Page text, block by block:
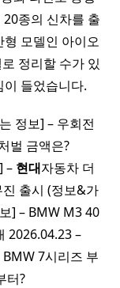
종의 신차를 출
모델인 아이오
정리할 수가 있
들었습니다.
정보] – 우회전
벌 금액은?
– 현대자동차 더
출시 (정보&가
] – BMW M3 40
2026.04.23 –
7시리즈 부
터?